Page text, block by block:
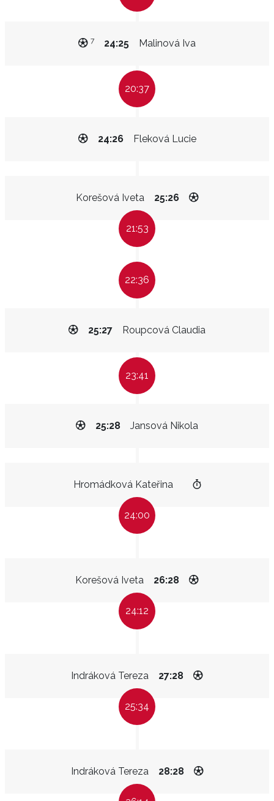
Malinová Iva
24:25
7
20:37
Fleková Lucie
24:26
Korešová Iveta 25:26
21:53
22:36
Roupcová Claudia
25:27
23:41
Jansová Nikola
25:28
Hromádková Kateřina
24:00
Korešová Iveta 26:28
24:12
Indráková Tereza 27:28
25:34
Indráková Tereza 28:28